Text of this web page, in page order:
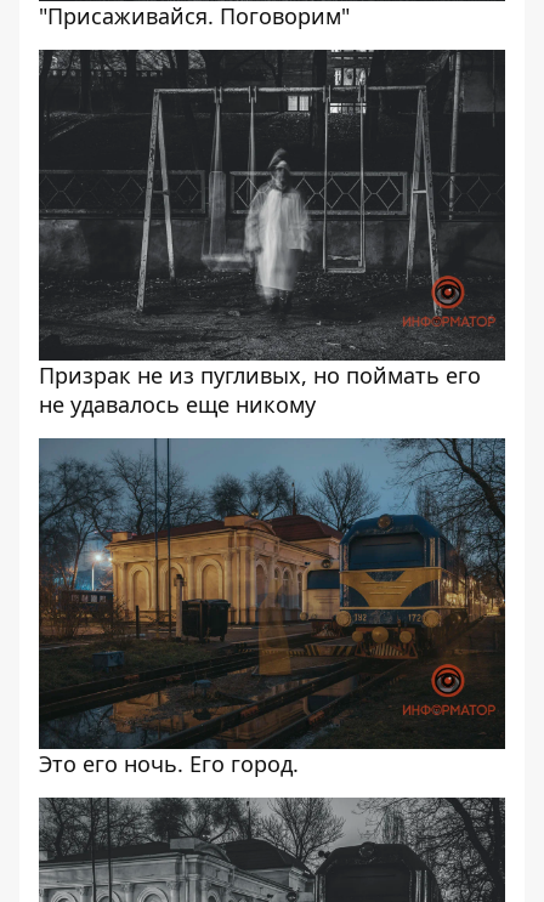
"Присаживайся. Поговорим"
Призрак не из пугливых, но поймать его
не удавалось еще никому
Это его ночь. Его город.